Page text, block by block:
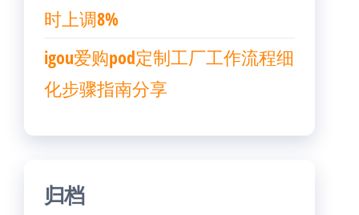
时上调8%
igou爱购pod定制工厂工作流程细
化步骤指南分享
归档